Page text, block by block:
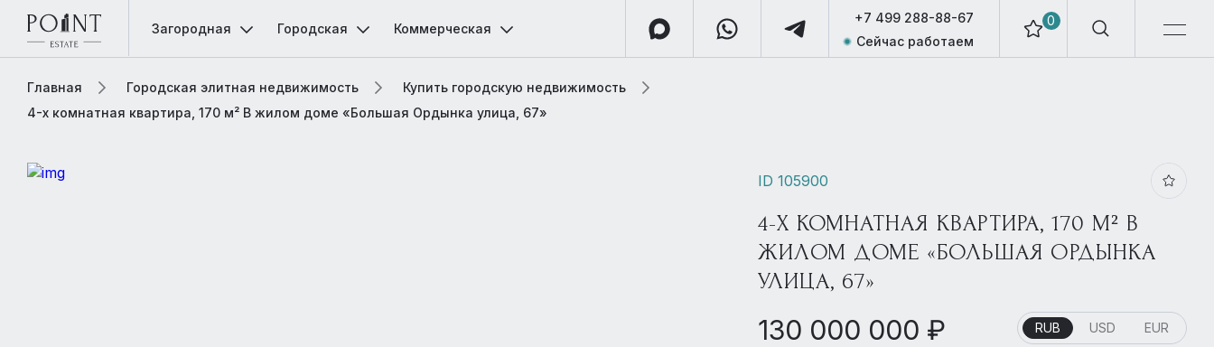
0
+7 499 288-88-67
Сейчас работаем
Загородная Городская Коммерческая
Главная Городская элитная недвижимость
Купить городскую недвижимость
4-х комнатная квартира, 170 м² В жилом доме «Большая Ордынка улица, 67»
ID 105900
4-Х КОМНАТНАЯ КВАРТИРА, 170 М² В
ЖИЛОМ ДОМЕ «БОЛЬШАЯ ОРДЫНКА
УЛИЦА, 67»
130 000 000 ₽ RUB USD EUR